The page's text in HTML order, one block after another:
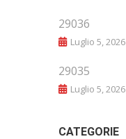
29036
Luglio 5, 2026
29035
Luglio 5, 2026
CATEGORIE